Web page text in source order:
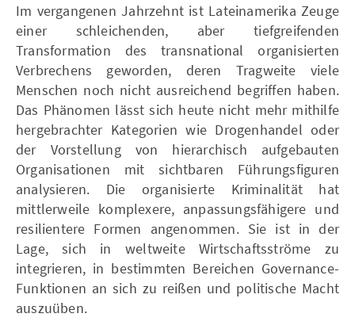
Im vergangenen Jahrzehnt ist Lateinamerika Zeuge
einer schleichenden, aber tiefgreifenden
Transformation des transnational organisierten
Verbrechens geworden, deren Tragweite viele
Menschen noch nicht ausreichend begriffen haben.
Das Phänomen lässt sich heute nicht mehr mithilfe
hergebrachter Kategorien wie Drogenhandel oder
der Vorstellung von hierarchisch aufgebauten
Organisationen mit sichtbaren Führungsfiguren
analysieren. Die organisierte Kriminalität hat
mittlerweile komplexere, anpassungsfähigere und
resilientere Formen angenommen. Sie ist in der
Lage, sich in weltweite Wirtschaftsströme zu
integrieren, in bestimmten Bereichen Governance-
Funktionen an sich zu reißen und politische Macht
auszuüben.